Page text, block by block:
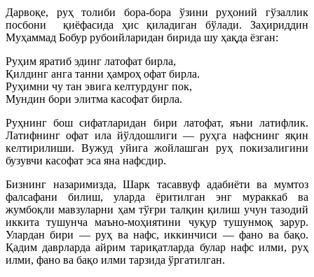
Дарвоқе, руҳ толиби бора-бора ўзини руҳоний гўзаллик
посбони қиёфасида ҳис қиладиган бўлади. Заҳириддин
Муҳаммад Бобур рубоийларидан бирида шу ҳақда ёзган:
Руҳим яратиб эдинг латофат бирла,
Қилдинг анга танни ҳамроҳ офат бирла.
Руҳимни чу тан эвига келтурдунг пок,
Мундин бори элитма касофат бирла.
Руҳнинг бош сифатларидан бири латофат, яъни латифлик.
Латифнинг офат ила йўлдошлиги — руҳга нафснинг яқин
келтирилиши. Вужуд уйига жойлашган руҳ покизалигини
бузувчи касофат эса яна нафсдир.
Бизнинг назаримизда, Шарк тасаввуф адабиёти ва мумтоз
фалсафани билиш, уларда ёритилган энг мураккаб ва
жумбоқли мавзуларни ҳам тўғри талқин қилиш учун тазодий
иккита тушунча маъно-моҳиятини чуқур тушунмоқ зарур.
Улардан бири — руҳ ва нафс, иккинчиси — фано ва бақо.
Қадим даврларда айрим тариқатларда булар нафс илми, руҳ
илми, фано ва бақо илми тарзида ўргатилган.